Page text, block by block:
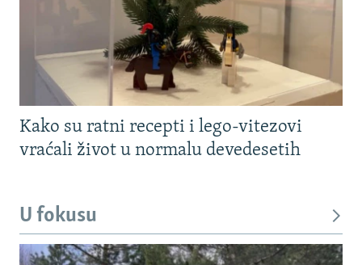
Kako su ratni recepti i lego-vitezovi
vraćali život u normalu devedesetih
U fokusu